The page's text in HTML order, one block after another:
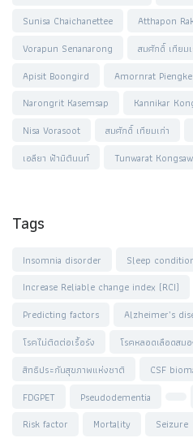
Sunisa Chaichanettee
Atthapon
Vorapun Senanarong
สมศักดิ์ เทียม
Apisit Boongird
Amornrat
Narongrit Kasemsap
Kannikar
Nisa Vorasoot
สมศักดิ์ เทียมเก่า
เอลียา ฟ้ามิตินนท์
Tunwarat
Tags
Insomnia disorder
Sleep
Increase Reliable change index (RCI)
Predicting factors
Alzheimer’s
โรคไม่ติดต่อเรื้อรัง
โรคหลอดเลือดสม
สิทธิประกันสุขภาพแห่งชาติ
CSF
FDGPET
Pseudodementia
Risk factor
Mortality
Seizure